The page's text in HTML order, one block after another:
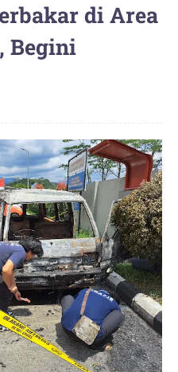
di Area
Begini